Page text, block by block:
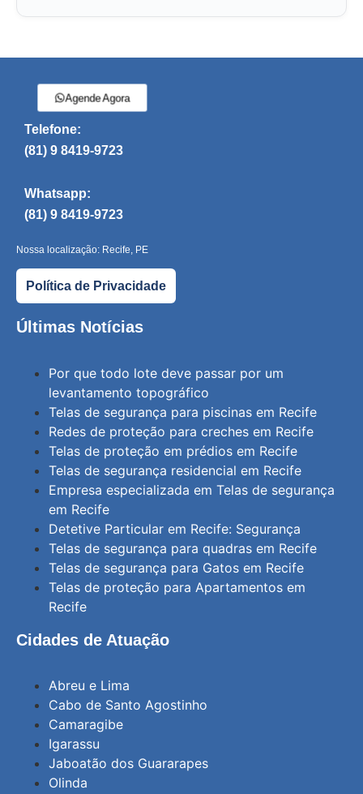
Agende Agora
Telefone:
(81) 9 8419-9723
Whatsapp:
(81) 9 8419-9723
Nossa localização: Recife, PE
Política de Privacidade
Últimas Notícias
Por que todo lote deve passar por um
levantamento topográfico
Telas de segurança para piscinas em Recife
Redes de proteção para creches em Recife
Telas de proteção em prédios em Recife
Telas de segurança residencial em Recife
Empresa especializada em Telas de segurança
em Recife
Detetive Particular em Recife: Segurança
Telas de segurança para quadras em Recife
Telas de segurança para Gatos em Recife
Telas de proteção para Apartamentos em
Recife
Cidades de Atuação
Abreu e Lima
Cabo de Santo Agostinho
Camaragibe
Igarassu
Jaboatão dos Guararapes
Olinda